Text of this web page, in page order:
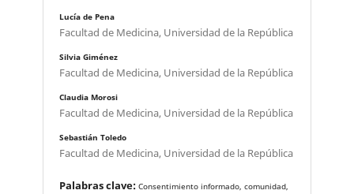
Lucía de Pena
Facultad de Medicina, Universidad de la República
Silvia Giménez
Facultad de Medicina, Universidad de la República
Claudia Morosi
Facultad de Medicina, Universidad de la República
Sebastián Toledo
Facultad de Medicina, Universidad de la República
Palabras clave: Consentimiento informado, comunidad,